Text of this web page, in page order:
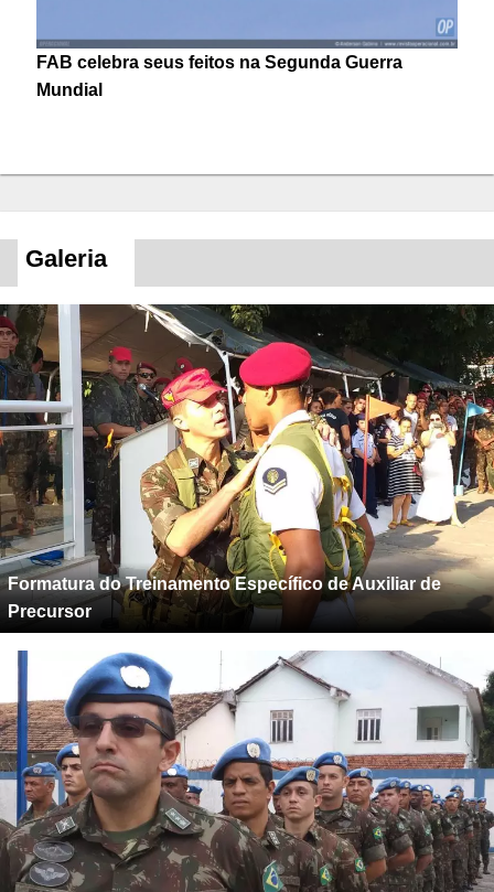
FAB celebra seus feitos na Segunda Guerra
Mundial
Galeria
Formatura do Treinamento Específico de Auxiliar de
Precursor